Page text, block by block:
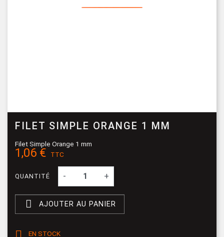
FILET SIMPLE ORANGE 1 MM
Filet Simple Orange 1 mm
1,06 € TTC
QUANTITÉ - +
 AJOUTER AU PANIER
EN STOCK